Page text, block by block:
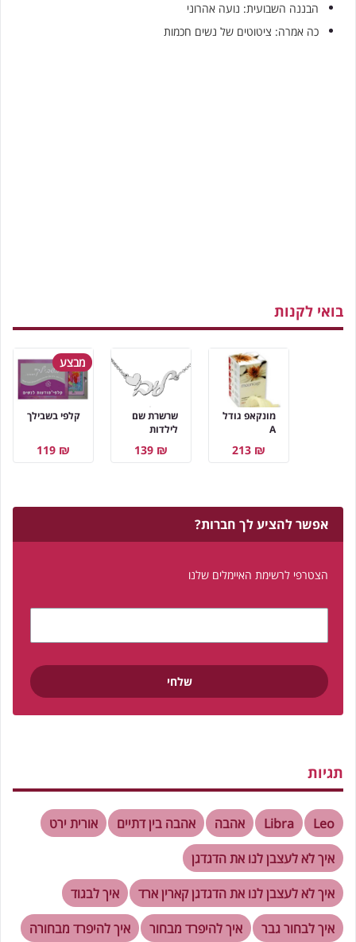
הבננה השבועית: נועה אהרוני
כה אמרה: ציטוטים של נשים חכמות
בואי לקנות
מבצע
קלפי בשבילך
₪ 119
שרשרת שם
לילדות
₪ 139
מונקאפ גודל
A
₪ 213
אפשר להציע לך חברות?
הצטרפי לרשימת האיימלים שלנו
תגיות
Leo
Libra אהבה אהבה בין דתיים
אורית ירט
איך לא לעצבן לנו את הדגדגן
איך לא לעצבן לנו את הדגדגן קארין ארד
איך לבגוד
איך לבחור גבר
איך להיפרד מבחור איך להיפרד מבחורה